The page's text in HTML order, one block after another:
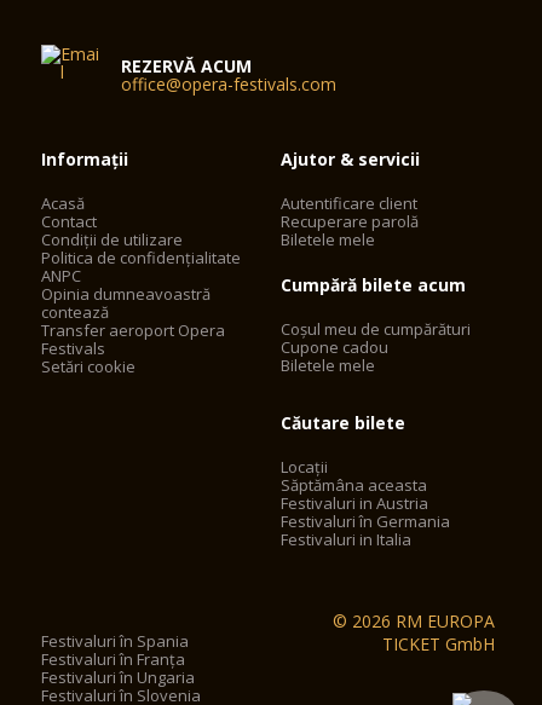
REZERVĂ ACUM
office@opera-festivals.com
Informații
Acasă
Contact
Condiții de utilizare
Politica de confidențialitate
ANPC
Opinia dumneavoastră
contează
Transfer aeroport Opera
Festivals
Setări cookie
Ajutor & servicii
Autentificare client
Recuperare parolă
Biletele mele
Cumpără bilete acum
Coșul meu de cumpărături
Cupone cadou
Biletele mele
Căutare bilete
Locații
Săptămâna aceasta
Festivaluri in Austria
Festivaluri în Germania
Festivaluri in Italia
Festivaluri în Spania
Festivaluri în Franța
Festivaluri în Ungaria
Festivaluri în Slovenia
© 2026 RM EUROPA
TICKET GmbH